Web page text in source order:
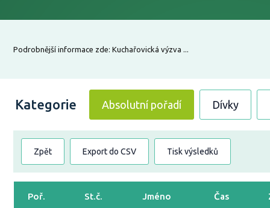
Podrobnější informace zde: Kuchařovická výzva ...
Kategorie Absolutní pořadí Dívky
Zpět Export do CSV Tisk výsledků
Poř. St.č. Jméno Čas